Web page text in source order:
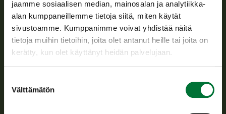
jaamme sosiaalisen median, mainosalan ja analytiikka-
alan kumppaneillemme tietoja siitä, miten käytät
sivustoamme. Kumppanimme voivat yhdistää näitä
tietoja muihin tietoihin, joita olet antanut heille tai joita on
kerätty, kun olet käyttänyt heidän palvelujaan.
valinta
Välttämätön
hallintotehtävistä.
Tietoa meistä
Asiakaspalvelu
p. 029 431 2001